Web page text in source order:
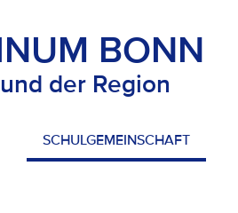
BONN
der Region
SCHULGEMEINSCHAFT